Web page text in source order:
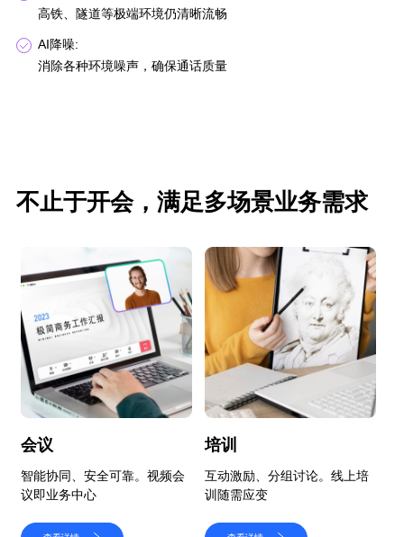
高铁、隧道等极端环境仍清晰流畅
AI降噪:
消除各种环境噪声，确保通话质量
不止于开会，满足多场景业务需求
会议
智能协同、安全可靠。视频会
议即业务中心
培训
互动激励、分组讨论。线上培
训随需应变